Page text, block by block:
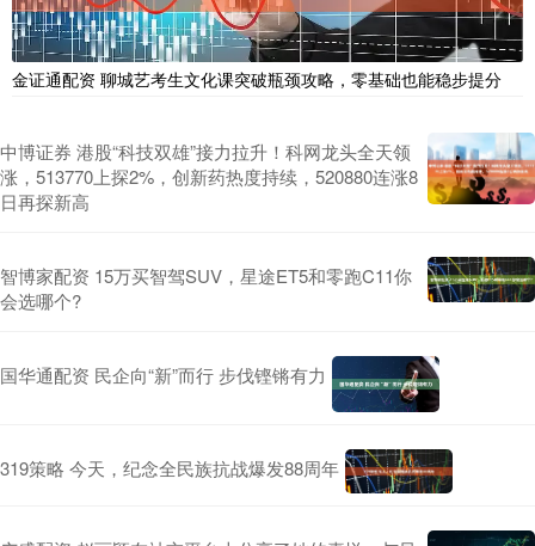
金证通配资 聊城艺考生文化课突破瓶颈攻略，零基础也能稳步提分
中博证券 港股“科技双雄”接力拉升！科网龙头全天领
涨，513770上探2%，创新药热度持续，520880连涨8
日再探新高
智博家配资 15万买智驾SUV，星途ET5和零跑C11你
会选哪个?
国华通配资 民企向“新”而行 步伐铿锵有力
319策略 今天，纪念全民族抗战爆发88周年